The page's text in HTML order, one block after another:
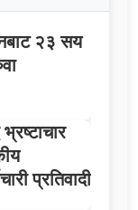
२३ सय
प्रतिवादी